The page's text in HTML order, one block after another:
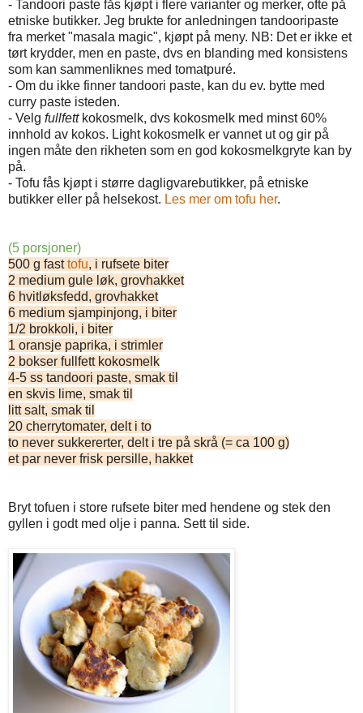
- Tandoori paste fås kjøpt i flere varianter og merker, ofte på
etniske butikker. Jeg brukte for anledningen tandooripaste
fra merket "masala magic", kjøpt på meny. NB: Det er ikke et
tørt krydder, men en paste, dvs en blanding med konsistens
som kan sammenliknes med tomatpuré.
- Om du ikke finner tandoori paste, kan du ev. bytte med
curry paste isteden.
- Velg fullfettkokosmelk, dvs kokosmelk med minst 60%
innhold av kokos. Light kokosmelk er vannet ut og gir på
ingen måte den rikheten som en god kokosmelkgryte kan by
på.
- Tofu fås kjøpt i større dagligvarebutikker, på etniske
butikker eller på helsekost. Les mer om tofu her.
(5 porsjoner)
500 g fasttofu, i rufsete biter
2 medium gule løk, grovhakket
6 hvitløksfedd, grovhakket
6 medium sjampinjong, i biter
1/2 brokkoli, i biter
1 oransje paprika, i strimler
2 bokser fullfett kokosmelk
4-5 ss tandoori paste, smak til
en skvis lime, smak til
litt salt, smak til
20 cherrytomater, delt i to
to never sukkererter, delt i tre på skrå (= ca 100 g)
et par never frisk persille, hakket
Bryt tofuen i store rufsete biter med hendene og stek den
gyllen i godt med olje i panna. Sett til side.